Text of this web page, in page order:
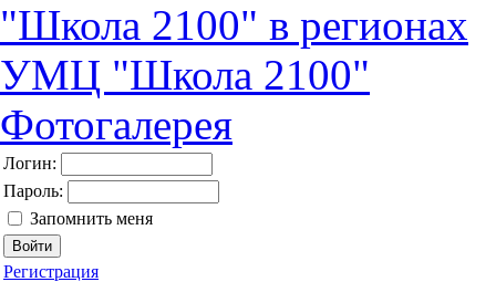
"Школа 2100" в регионах
УМЦ "Школа 2100"
Фотогалерея
Логин:
Пароль:
Запомнить меня
Регистрация